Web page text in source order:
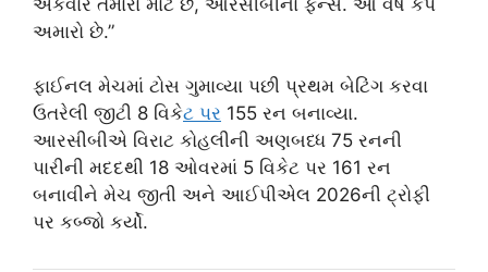
અમારો છે.”
ફાઈનલ મેચમાં ટોસ ગુમાવ્યા પછી પ્રથમ બેટિંગ કરવા
ઉતરેલી જીટી 8 વિકેટ પર 155 રન બનાવ્યા.
આરસીબીએ વિરાટ કોહલીની અણબધ્ધ 75 રનની
પારીની મદદથી 18 ઓવરમાં 5 વિકેટ પર 161 રન
બનાવીને મેચ જીતી અને આઈપીએલ 2026ની ટ્રોફી
પર કબ્જો કર્યો.